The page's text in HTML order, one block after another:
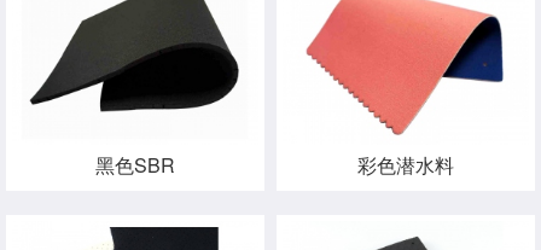
黑色SBR 彩色潜水料